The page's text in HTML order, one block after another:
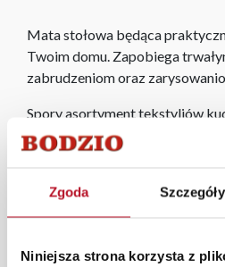
Zgoda Szczegóły
Niniejsza strona korzysta z
Mata stołowa będąca
Twoim domu. Zapobiega
zabrudzeniom oraz
Spory asortyment tekstyliów
gotowaniu przez cały rok. Maty
fartuchy oraz łapki do garnków
W każdym z salonów mebli
programu Planer 3D bezpłatnie